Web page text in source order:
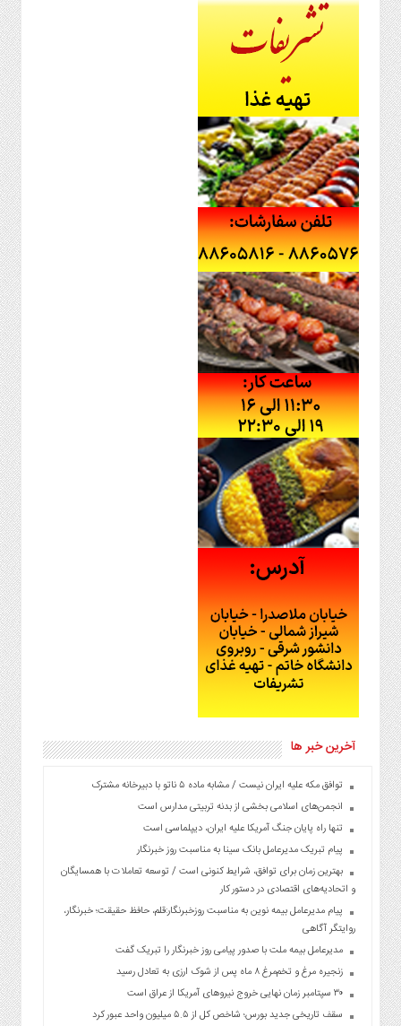
آخرین خبر ها
توافق مکه علیه ایران نیست / مشابه ماده ۵ ناتو با دبیرخانه مشترک
انجمن‌های اسلامی بخشی از بدنه تربیتی مدارس است
تنها راه پایان جنگ آمریکا علیه ایران، دیپلماسی است
پیام تبریک مدیرعامل بانک سینا به مناسبت روز خبرنگار
بهترین زمان برای توافق، شرایط کنونی است / توسعه تعاملات با همسایگان
و اتحادیه‌های اقتصادی در دستور کار
پیام مدیرعامل بیمه نوین به مناسبت روزخبرنگار:قلم، حافظ حقیقت؛ خبرنگار،
روایتگر آگاهی
مدیرعامل بیمه ملت با صدور پیامی روز خبرنگار را تبریک گفت
زنجیره مرغ و تخم‌مرغ ۸ ماه پس از شوک ارزی به تعادل رسید
۳۰ سپتامبر زمان نهایی خروج نیروهای آمریکا از عراق است
سقف تاریخی جدید بورس؛ شاخص کل از ۵.۵ میلیون واحد عبور کرد